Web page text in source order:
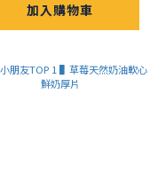
加入購物車